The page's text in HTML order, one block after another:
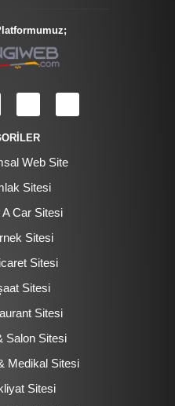
Web Site
Sitesi
A Car Sitesi
Sitesi
Sitesi
Sitesi
Sitesi
Salon Sitesi
Medikal Sitesi
Sitesi